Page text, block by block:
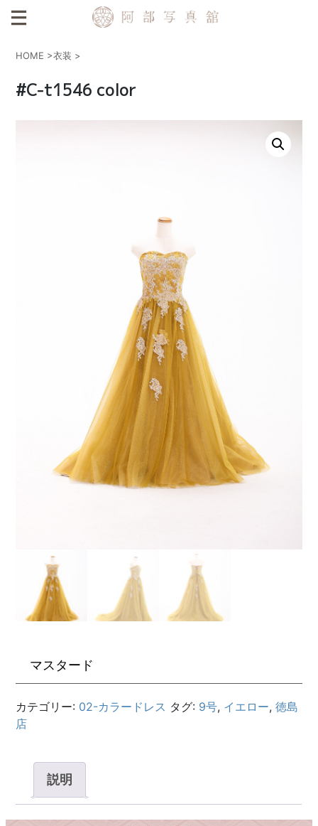
HOME >衣装 >
#C-t1546 color
マスタード
カテゴリー: 02-カラードレス タグ: 9号, イエロー,徳島
店
説明